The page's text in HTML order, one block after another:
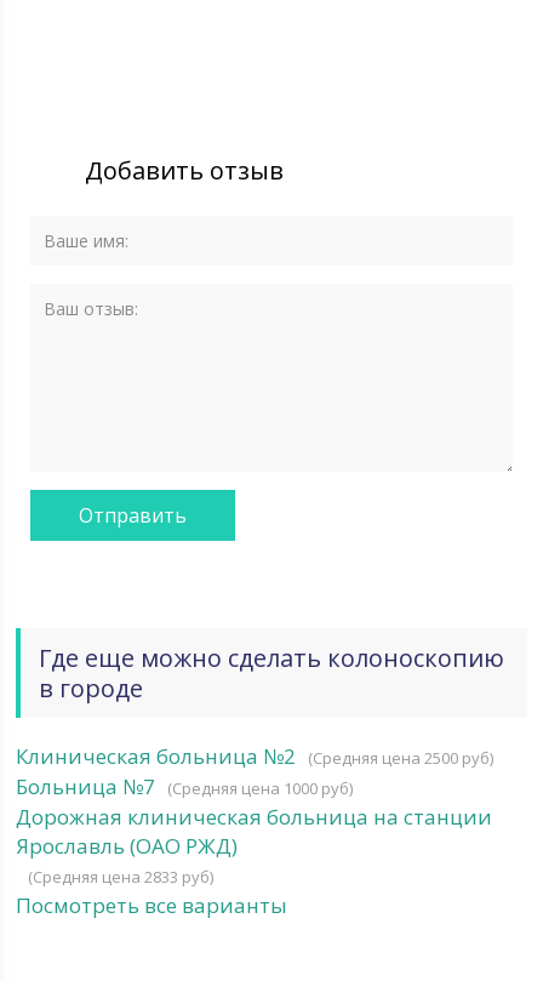
Добавить отзыв
Где еще можно сделать колоноскопию
в городе
Клиническая больница №2 (Средняя цена 2500 руб)
Больница №7 (Средняя цена 1000 руб)
Дорожная клиническая больница на станции
Ярославль (ОАО РЖД)
(Средняя цена 2833 руб)
Посмотреть все варианты